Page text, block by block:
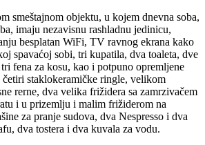
smeštajnom objektu, u kojem dnevna soba,
imaju nezavisnu rashladnu jedinicu,
besplatan WiFi, TV ravnog ekrana kako
spavaćoj sobi, tri kupatila, dva toaleta, dve
fena za kosu, kao i potpuno opremljene
četiri staklokeramičke ringle, velikom
rerne, dva velika frižidera sa zamrzivačem
i u prizemlju i malim frižiderom na
za pranje sudova, dva Nespresso i dva
dva tostera i dva kuvala za vodu.